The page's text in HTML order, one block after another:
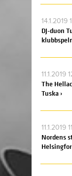
14.1.2019
DJ-duon
11.1.2019
The
Tuska ›
11.1.2019
Nordens